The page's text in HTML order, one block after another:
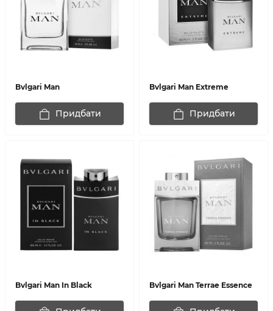
Bvlgari Man
Придбати
Bvlgari Man Extreme
Придбати
Bvlgari Man In Black Bvlgari Man Terrae Essence